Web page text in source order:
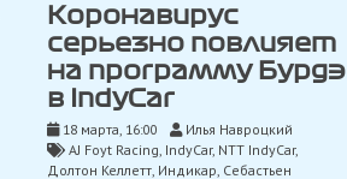
Коронавирус
серьезно повлияет
на программу Бурдэ
в IndyCar
18 марта, 16:00
Илья Навроцкий
AJ Foyt Racing IndyCar, NTT IndyCar,
Долтон Келлетт, Индикар Себастьен